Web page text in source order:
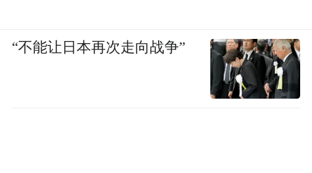
“不能让日本再次走向战争”